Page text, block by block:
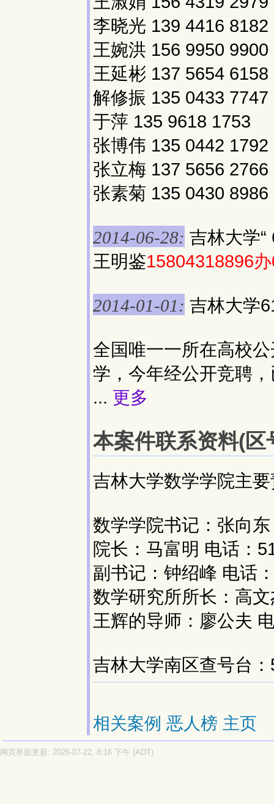
李晓光 139 4416 8182
王婉洪 156 9950 9900
王延彬 137 5654 6158
解修振 135 0433 7747
于萍 135 9618 1753
张博伟 135 0442 1792
张立梅 137 5656 2766
张素菊 135 0430 8986
2014-06-28: 吉林大学“
王明鉴15804318896
2014-01-01: 吉林大学
全国唯一一所在高校
学，今年经公开竞聘
... 更多
本案件联系资料(区
吉林大学数学学院主
数学学院书记：张向
院长：马富明 电话：
副书记：钟绍峰 电话
数学研究所所长：高
王辉的导师：廖公夫
吉林大学南区查号台
相关案例 恶人榜 主页
网页界面更新: 2026-07-22, 8:16 下午 (ADT)